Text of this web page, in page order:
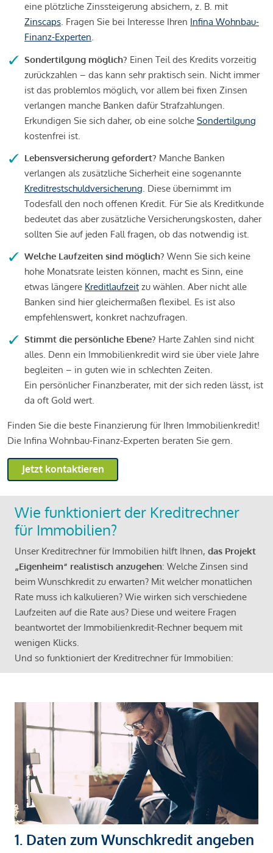
eine plötzliche Zinssteigerung absichern, z. B. mit
Zinscaps. Fragen Sie bei Interesse Ihren Infina Wohnbau-
Finanz-Experten.
Sondertilgung möglich? Einen Teil des Kredits vorzeitig
zurückzahlen – das kann sehr praktisch sein. Nicht immer
ist das problemlos möglich, vor allem bei fixen Zinsen
verlangen manche Banken dafür Strafzahlungen.
Erkundigen Sie sich daher, ob eine solche Sondertilgung
kostenfrei ist.
Lebensversicherung gefordert? Manche Banken
verlangen als zusätzliche Sicherheit eine sogenannte
Kreditrestschuldversicherung. Diese übernimmt im
Todesfall den noch offenen Kredit. Für Sie als Kreditkunde
bedeutet das aber zusätzliche Versicherungskosten, daher
sollten Sie auf jeden Fall fragen, ob das notwendig ist.
Welche Laufzeiten sind möglich? Wenn Sie sich keine
hohe Monatsrate leisten können, macht es Sinn, eine
etwas längere Kreditlaufzeit zu wählen. Aber nicht alle
Banken sind hier gleichermaßen flexibel. Es ist also
empfehlenswert, konkret nachzufragen.
Stimmt die persönliche Ebene? Harte Zahlen sind nicht
alles. Denn ein Immobilienkredit wird sie über viele Jahre
begleiten – in guten wie in schlechten Zeiten.
Ein persönlicher Finanzberater, mit der sich reden lässt, ist
da oft Gold wert.
Finden Sie die beste Finanzierung für Ihren Immobilienkredit!
Die Infina Wohnbau-Finanz-Experten beraten Sie gern.
Jetzt kontaktieren
Wie funktioniert der Kreditrechner
für Immobilien?
Unser Kreditrechner für Immobilien hilft Ihnen, das Projekt
„Eigenheim“ realistisch anzugehen: Welche Zinsen sind
beim Wunschkredit zu erwarten? Mit welcher monatlichen
Rate muss ich kalkulieren? Wie wirken sich verschiedene
Laufzeiten auf die Rate aus? Diese und weitere Fragen
beantwortet der Immobilienkredit-Rechner bequem mit
wenigen Klicks.
Und so funktioniert der Kreditrechner für Immobilien:
1. Daten zum Wunschkredit angeben